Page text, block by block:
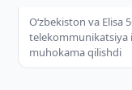
Oʻzbekiston va Elisa
telekommunikatsiya
muhokama qilishdi